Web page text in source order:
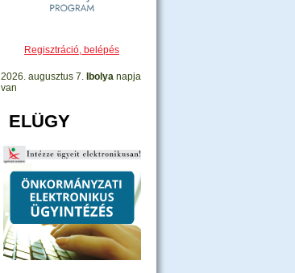
Regisztráció, belépés
2026. augusztus 7. Ibolya napja
van
ELÜGY